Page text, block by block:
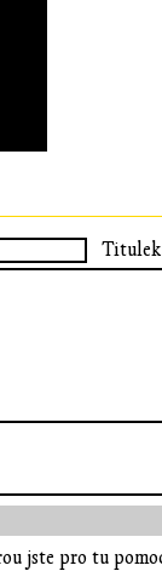
jste pro tu